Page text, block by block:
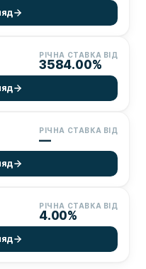
РІЧНА СТАВКА ВІД
3584.00%
РІЧНА СТАВКА ВІД
—
РІЧНА СТАВКА ВІД
4.00%